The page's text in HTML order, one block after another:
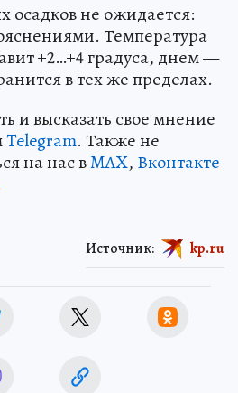
осадков не ожидается:
Температура
+2…+4 градуса, днем —
в тех же пределах.
и высказать свое мнение
Telegram. Также не
на нас вMAX, Вконтакте
Источник: kp.ru